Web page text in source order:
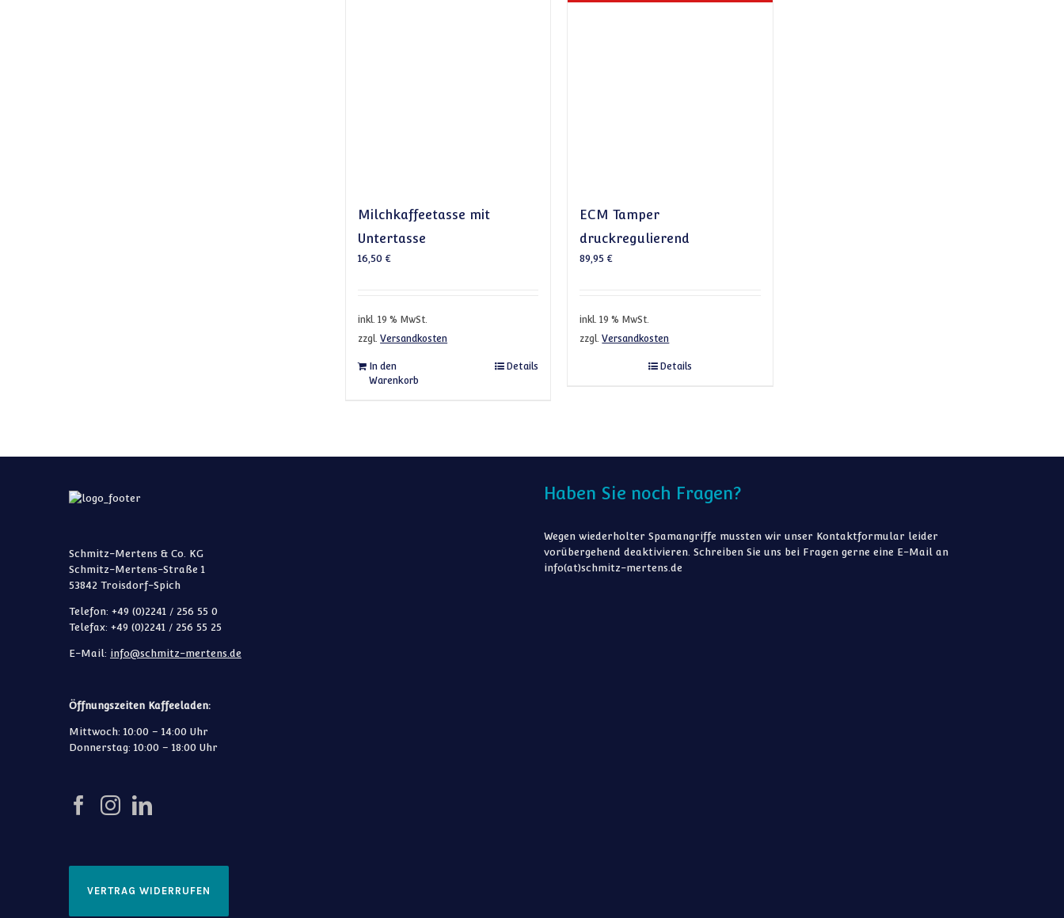
Milchkaffeetasse mit
Untertasse
16,50€
inkl. 19 % MwSt.
zzgl.Versandkosten
In den
Warenkorb
Details
ECM Tamper
druckregulierend
89,95€
inkl. 19 % MwSt.
zzgl.Versandkosten
Details
Schmitz-Mertens & Co. KG
Schmitz-Mertens-Straße 1
53842 Troisdorf-Spich
Telefon: +49 (0)2241 / 256 55 0
Telefax: +49 (0)2241 / 256 55 25
E-Mail: info@schmitz-mertens.de
Öffnungszeiten Kaffeeladen:
Mittwoch: 10:00 – 14:00 Uhr
Donnerstag: 10:00 – 18:00 Uhr
VERTRAG WIDERRUFEN
Haben Sie noch Fragen?
Wegen wiederholter Spamangriffe mussten wir unser Kontaktformular leider
vorübergehend deaktivieren. Schreiben Sie uns bei Fragen gerne eine E-Mail an
info(at)schmitz-mertens.de